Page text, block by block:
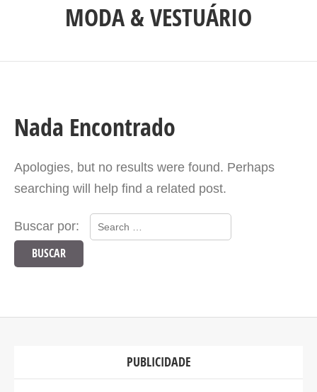
MODA & VESTUÁRIO
Nada Encontrado
Apologies, but no results were found. Perhaps
searching will help find a related post.
Buscar por:
PUBLICIDADE